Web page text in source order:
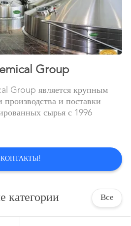
Group
Group является крупным
производства и поставки
сырья с 1996
КОНТАКТЫ!
категории Все